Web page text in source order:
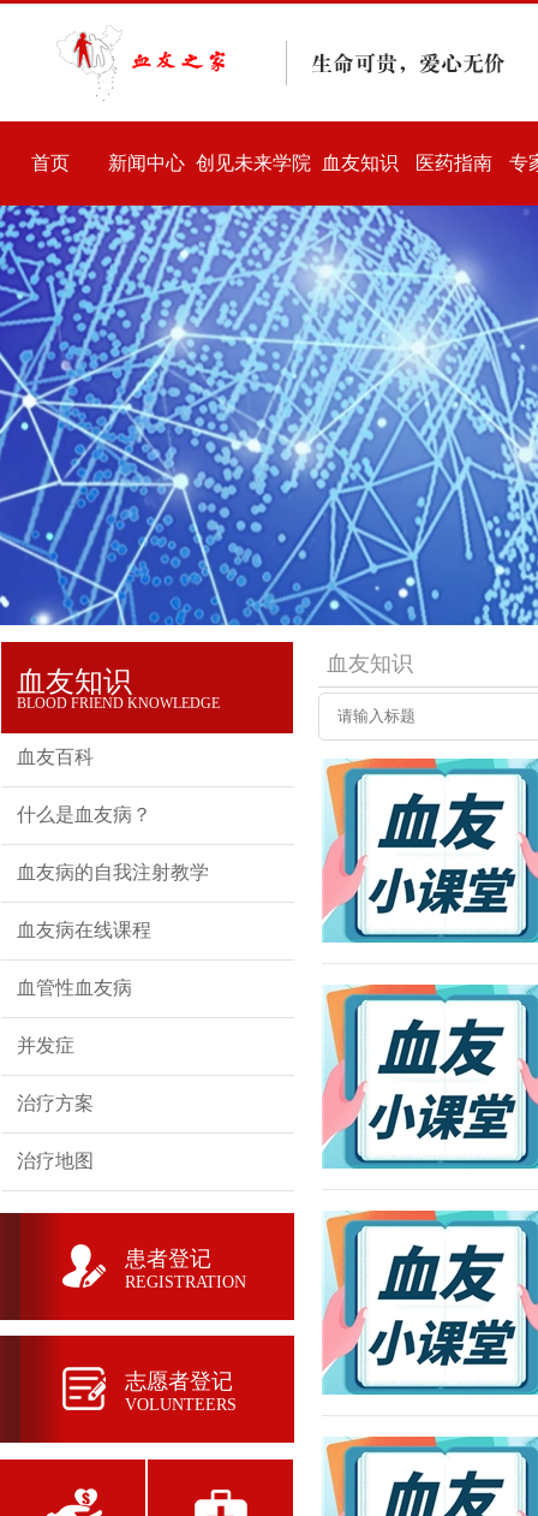
首页 新闻中心 创见未来学院 血友知识 医药指南 专
血友知识
血友知识
BLOOD FRIEND KNOWLEDGE
血友百科
什么是血友病？
血友病的自我注射教学
血友病在线课程
血管性血友病
并发症
治疗方案
治疗地图
患者登记
REGISTRATION
志愿者登记
VOLUNTEERS